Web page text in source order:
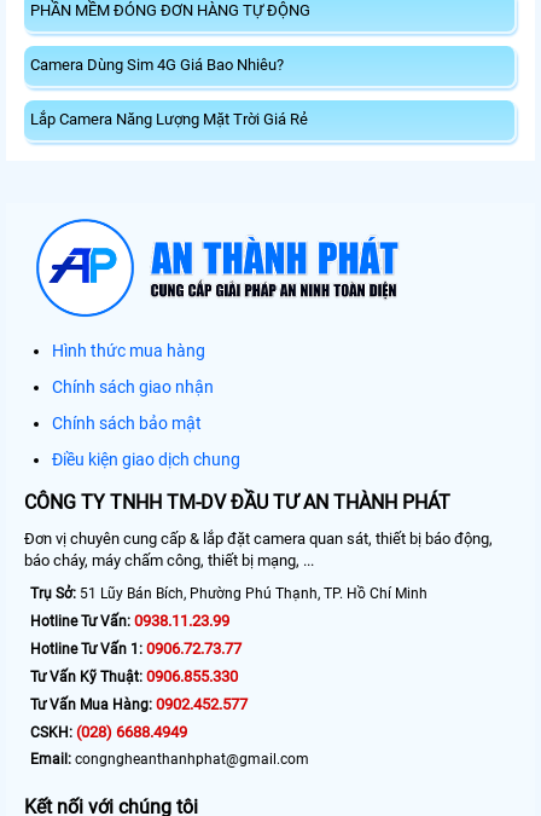
PHẦN MỀM ĐÓNG ĐƠN HÀNG TỰ ĐỘNG
Camera Dùng Sim 4G Giá Bao Nhiêu?
Lắp Camera Năng Lượng Mặt Trời Giá Rẻ
Hình thức mua hàng
Chính sách giao nhận
Chính sách bảo mật
Điều kiện giao dịch chung
CÔNG TY TNHH TM-DV ĐẦU TƯ AN THÀNH PHÁT
Đơn vị chuyên cung cấp & lắp đặt camera quan sát, thiết bị báo động,
báo cháy, máy chấm công, thiết bị mạng, ...
Trụ Sở: 51 Lũy Bán Bích, Phường Phú Thạnh, TP. Hồ Chí Minh
Hotline Tư Vấn: 0938.11.23.99
Hotline Tư Vấn 1: 0906.72.73.77
Tư Vấn Kỹ Thuật: 0906.855.330
Tư Vấn Mua Hàng: 0902.452.577
CSKH: (028) 6688.4949
Email: congngheanthanhphat@gmail.com
Kết nối với chúng tôi